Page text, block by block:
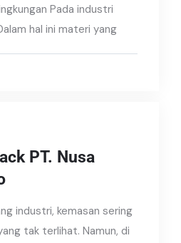
Pada industri
hal ini materi yang
PT. Nusa
industri, kemasan sering
tak terlihat. Namun, di